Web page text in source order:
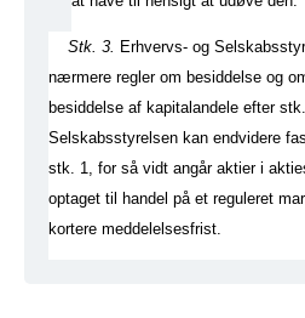
Stk. 3. Erhvervs- og
nærmere regler om besiddelse og
besiddelse af kapitalandele efter
Selskabsstyrelsen kan endvidere
stk. 1, for så vidt angår aktier i
optaget til handel på et reguleret
kortere meddelelsesfrist.